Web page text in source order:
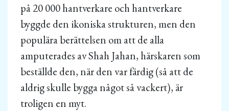
på 20 000 hantverkare och hantverkare
byggde den ikoniska strukturen, men den
populära berättelsen om att de alla
amputerades av Shah Jahan, härskaren som
beställde den, när den var färdig (så att de
aldrig skulle bygga något så vackert), är
troligen en myt.